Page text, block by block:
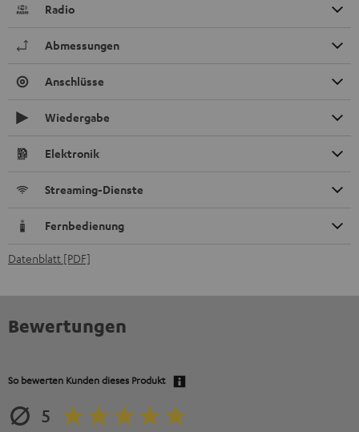
Radio
Abmessungen
Anschlüsse
Wiedergabe
Elektronik
Streaming-Dienste
Fernbedienung
Datenblatt [PDF]
Bewertungen
So bewerten Kunden dieses Produkt
5